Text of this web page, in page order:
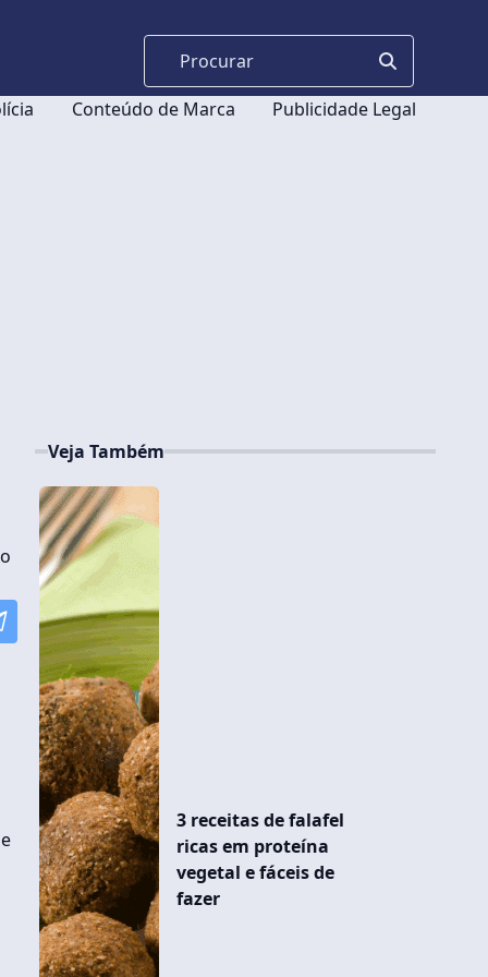
Conteúdo de Marca Publicidade Legal
Veja Também
3 receitas de falafel
ricas em proteína
vegetal e fáceis de
fazer